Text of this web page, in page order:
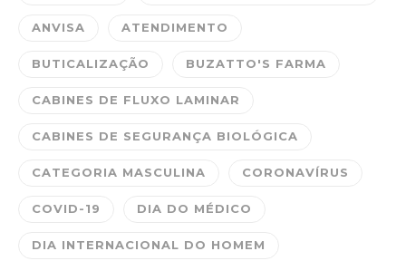
ANVISA ATENDIMENTO
BUTICALIZAÇÃO BUZATTO'S FARMA
CABINES DE FLUXO LAMINAR
CABINES DE SEGURANÇA BIOLÓGICA
CATEGORIA MASCULINA CORONAVÍRUS
COVID-19 DIA DO MÉDICO
DIA INTERNACIONAL DO HOMEM